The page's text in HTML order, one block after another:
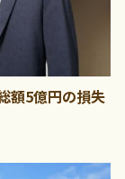
額5億円の損失